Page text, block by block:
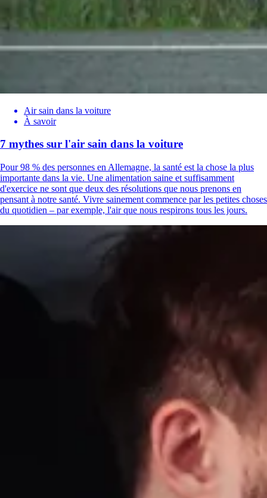
Air sain dans la voiture
À savoir
7 mythes sur l'air sain dans la voiture
Pour 98 % des personnes en Allemagne, la santé est la chose la plus
importante dans la vie. Une alimentation saine et suffisamment
d'exercice ne sont que deux des résolutions que nous prenons en
pensant à notre santé. Vivre sainement commence par les petites choses
du quotidien – par exemple, l'air que nous respirons tous les jours.